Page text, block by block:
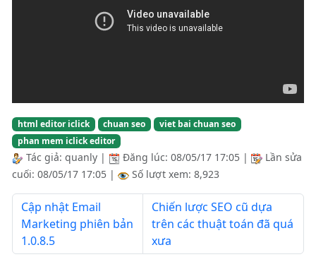
html editor iclick chuan seo
viet bai chuan seo
phan mem iclick editor
Tác giả: quanly | Đăng lúc: 08/05/17 17:05 |
Lần sửa
cuối: 08/05/17 17:05 | Số lượt xem: 8,923
Cập nhật Email
Marketing phiên bản
1.0.8.5
Chiến lược SEO cũ dựa
trên các thuật toán đã quá
xưa